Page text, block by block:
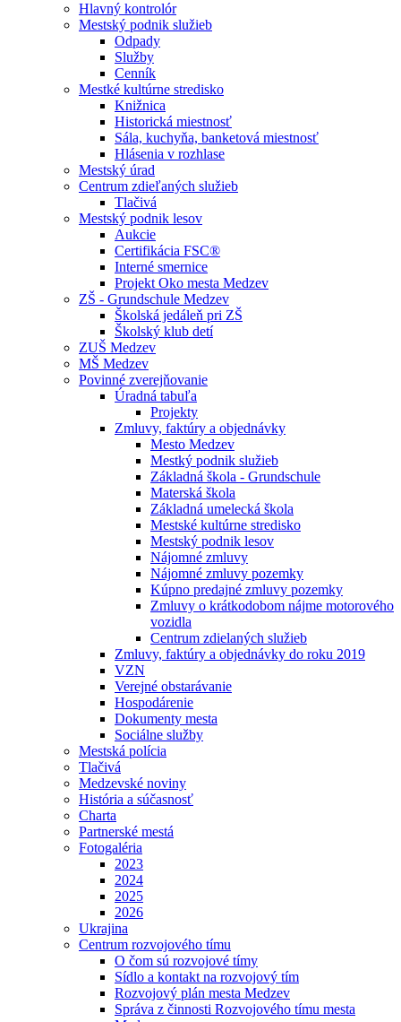
Hlavný kontrolór
Mestský podnik služieb
Odpady
Služby
Cenník
Mestké kultúrne stredisko
Knižnica
Historická miestnosť
Sála, kuchyňa, banketová miestnosť
Hlásenia v rozhlase
Mestský úrad
Centrum zdieľaných služieb
Tlačivá
Mestský podnik lesov
Aukcie
Certifikácia FSC®
Interné smernice
Projekt Oko mesta Medzev
ZŠ - Grundschule Medzev
Školská jedáleň pri ZŠ
Školský klub detí
ZUŠ Medzev
MŠ Medzev
Povinné zverejňovanie
Úradná tabuľa
Projekty
Zmluvy, faktúry a objednávky
Mesto Medzev
Mestký podnik služieb
Základná škola - Grundschule
Materská škola
Základná umelecká škola
Mestské kultúrne stredisko
Mestský podnik lesov
Nájomné zmluvy
Nájomné zmluvy pozemky
Kúpno predajné zmluvy pozemky
Zmluvy o krátkodobom nájme motorového
vozidla
Centrum zdielaných služieb
Zmluvy, faktúry a objednávky do roku 2019
VZN
Verejné obstarávanie
Hospodárenie
Dokumenty mesta
Sociálne služby
Mestská polícia
Tlačivá
Medzevské noviny
História a súčasnosť
Charta
Partnerské mestá
Fotogaléria
2023
2024
2025
2026
Ukrajina
Centrum rozvojového tímu
O čom sú rozvojové tímy
Sídlo a kontakt na rozvojový tím
Rozvojový plán mesta Medzev
Správa z činnosti Rozvojového tímu mesta